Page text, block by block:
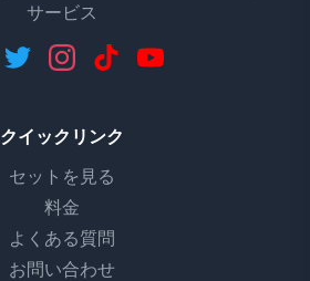
サービス
クイックリンク
セットを見る
料金
よくある質問
お問い合わせ